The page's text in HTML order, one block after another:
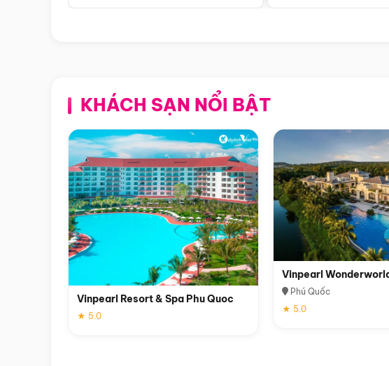
KHÁCH SẠN NỔI BẬT
Vinpearl Resort & Spa Phu Quoc
★ 5.0
Vinpearl
Phú Quốc
★ 5.0